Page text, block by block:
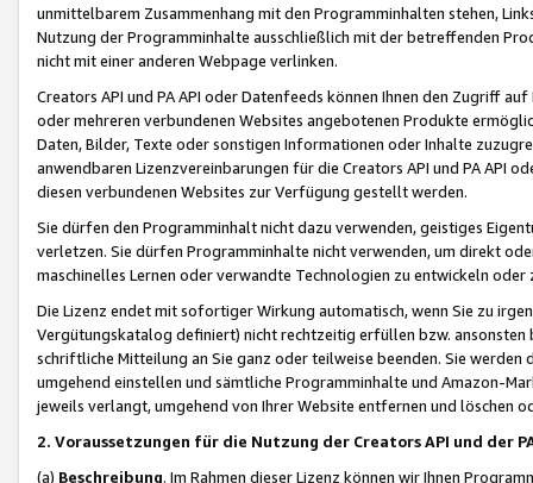
unmittelbarem Zusammenhang mit den Programminhalten stehen,
Nutzung der Programminhalte ausschließlich mit der betreffenden
nicht mit einer anderen Webpage verlinken.
Creators API und PA API oder Datenfeeds können Ihnen den Zugriff
oder mehreren verbundenen Websites angebotenen Produkte
Daten, Bilder, Texte oder sonstigen Informationen oder Inhalte
anwendbaren Lizenzvereinbarungen für die Creators API und PA API
diesen verbundenen Websites zur Verfügung gestellt werden.
Sie dürfen den Programminhalt nicht dazu verwenden, geistiges
verletzen. Sie dürfen Programminhalte nicht verwenden, um direkt
maschinelles Lernen oder verwandte Technologien zu entwickeln
Die Lizenz endet mit sofortiger Wirkung automatisch, wenn Sie zu
Vergütungskatalog definiert) nicht rechtzeitig erfüllen bzw. ansonsten
schriftliche Mitteilung an Sie ganz oder teilweise beenden. Sie werden
umgehend einstellen und sämtliche Programminhalte und Amazon-
jeweils verlangt, umgehend von Ihrer Website entfernen und löschen
2. Voraussetzungen für die Nutzung der Creators API und der
(a) Beschreibung. Im Rahmen dieser Lizenz können wir Ihnen